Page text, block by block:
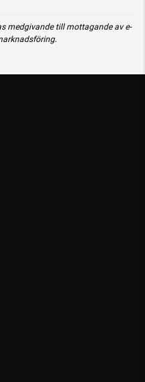
medgivande till mottagande av e-